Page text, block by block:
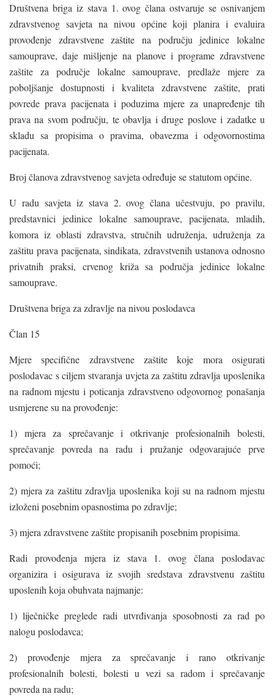
Društvena briga iz stava 1. ovog člana ostvaruje se osnivanjem
zdravstvenog savjeta na nivou općine koji planira i evaluira
provođenje zdravstvene zaštite na području jedinice lokalne
samouprave, daje mišljenje na planove i programe zdravstvene
zaštite za područje lokalne samouprave, predlaže mjere za
poboljšanje dostupnosti i kvaliteta zdravstvene zaštite, prati
povrede prava pacijenata i poduzima mjere za unapređenje tih
prava na svom području, te obavlja i druge poslove i zadatke u
skladu sa propisima o pravima, obavezma i odgovornostima
pacijenata.
Broj članova zdravstvenog savjeta određuje se statutom općine.
U radu savjeta iz stava 2. ovog člana učestvuju, po pravilu,
predstavnici jedinice lokalne samouprave, pacijenata, mladih,
komora iz oblasti zdravstva, stručnih udruženja, udruženja za
zaštitu prava pacijenata, sindikata, zdravstvenih ustanova odnosno
privatnih praksi, crvenog križa sa područja jedinice lokalne
samouprave.
Društvena briga za zdravlje na nivou poslodavca
Član 15
Mjere specifične zdravstvene zaštite koje mora osigurati
poslodavac s ciljem stvaranja uvjeta za zaštitu zdravlja uposlenika
na radnom mjestu i poticanja zdravstveno odgovornog ponašanja
usmjerene su na provođenje:
1) mjera za sprečavanje i otkrivanje profesionalnih bolesti,
sprečavanje povreda na radu i pružanje odgovarajuće prve
pomoći;
2) mjera za zaštitu zdravlja uposlenika koji su na radnom mjestu
izloženi posebnim opasnostima po zdravlje;
3) mjera zdravstvene zaštite propisanih posebnim propisima.
Radi provođenja mjera iz stava 1. ovog člana poslodavac
organizira i osigurava iz svojih sredstava zdravstvenu zaštitu
uposlenih koja obuhvata najmanje:
1) liječničke preglede radi utvrđivanja sposobnosti za rad po
nalogu poslodavca;
2) provođenje mjera za sprečavanje i rano otkrivanje
profesionalnih bolesti, bolesti u vezi sa radom i sprečavanje
povreda na radu;